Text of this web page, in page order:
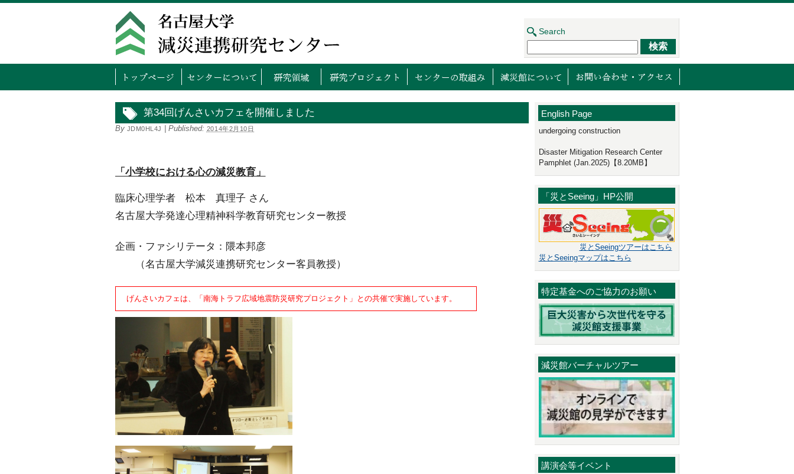
トップページ センターについて
研究領域 研究プロジェクト センターの取り組み減災館について
Search
第34回げんさいカフェを開催しました
By JDM0HL4J Published: 2014年2月10日
「小学校における心の減災教育」
臨床心理学者 松本 真理子 さん
名古屋大学発達心理精神科学教育研究センター教授
企画・ファシリテータ：隈本邦彦
（名古屋大学減災連携研究センター客員教授）
げんさいカフェは、「南海トラフ広域地震防災研究プロジェクト」との共催で実施しています。
English Page
undergoing construction
Disaster Mitigation Research Center
Pamphlet (Jan.2025)【8.20MB】
「災とSeeing」HP公開
災とSeeingツアーはこちら
災とSeeingマップはこちら
特定基金へのご協力のお願い
減災館バーチャルツアー
講演会等イベント